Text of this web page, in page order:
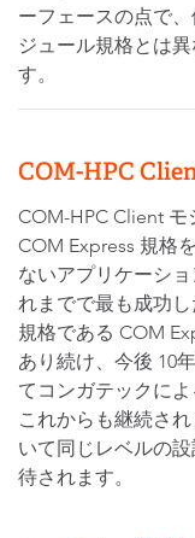
ーフェースの点で
ジュール規格とは
す。
COM-HPC
COM-HPC Client
COM Express 規格
ないアプリケーシ
れまでで最も成功
規格である COM
あり続け、今後 10
てコンガテックに
これからも継続さ
いて同じレベルの
待されます。